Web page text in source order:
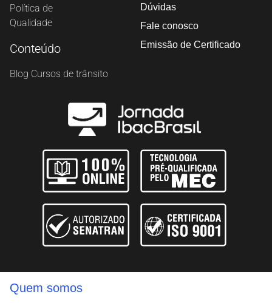
Política de
Qualidade
Conteúdo
Blog Cursos de trânsito
Dúvidas
Fale conosco
Emissão de Certificado
Quem somos